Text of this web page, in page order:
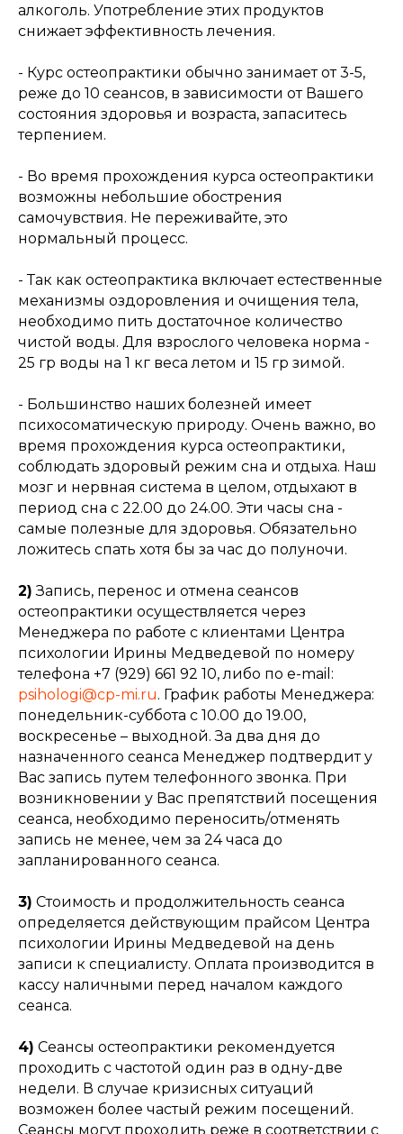
алкоголь. Употребление этих продуктов
снижает эффективность лечения.
- Курс остеопрактики обычно занимает от 3-5,
реже до 10 сеансов, в зависимости от Вашего
состояния здоровья и возраста, запаситесь
терпением.
- Во время прохождения курса остеопрактики
возможны небольшие обострения
самочувствия. Не переживайте, это
нормальный процесс.
- Так как остеопрактика включает естественные
механизмы оздоровления и очищения тела,
необходимо пить достаточное количество
чистой воды. Для взрослого человека норма -
25 гр воды на 1 кг веса летом и 15 гр зимой.
- Большинство наших болезней имеет
психосоматическую природу. Очень важно, во
время прохождения курса остеопрактики,
соблюдать здоровый режим сна и отдыха. Наш
мозг и нервная система в целом, отдыхают в
период сна с 22.00 до 24.00. Эти часы сна -
самые полезные для здоровья. Обязательно
ложитесь спать хотя бы за час до полуночи.
2) Запись, перенос и отмена сеансов
остеопрактики осуществляется через
Менеджера по работе с клиентами Центра
психологии Ирины Медведевой по номеру
телефона +7 (929) 661 92 10, либо по e-mail:
psihologi@cp-mi.ru. График работы Менеджера:
понедельник-суббота с 10.00 до 19.00,
воскресенье – выходной. За два дня до
назначенного сеанса Менеджер подтвердит у
Вас запись путем телефонного звонка. При
возникновении у Вас препятствий посещения
сеанса, необходимо переносить/отменять
запись не менее, чем за 24 часа до
запланированного сеанса.
3) Стоимость и продолжительность сеанса
определяется действующим прайсом Центра
психологии Ирины Медведевой на день
записи к специалисту. Оплата производится в
кассу наличными перед началом каждого
сеанса.
4) Сеансы остеопрактики рекомендуется
проходить с частотой один раз в одну-две
недели. В случае кризисных ситуаций
возможен более частый режим посещений.
Сеансы могут проходить реже в соответствии с